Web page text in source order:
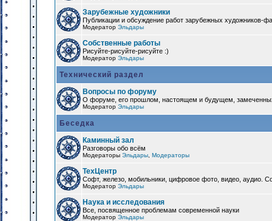
Зарубежные художники
Публикации и обсуждение работ зарубежных художников-
Модератор Эльдары
Собственные работы
Рисуйте-рисуйте-рисуйте :)
Модератор Эльдары
Технический раздел
Вопросы по форуму
О форуме, его прошлом, настоящем и будущем,
Модератор Эльдары
Беседка
Каминный зал
Разговоры обо всём
Модераторы Эльдары Модераторы
ТехЦентр
Софт, железо, мобильники, цифровое фото, видео, аудио.
Модератор Эльдары
Наука и исследования
Все, посвященное проблемам современной науки
Модератор Эльдары